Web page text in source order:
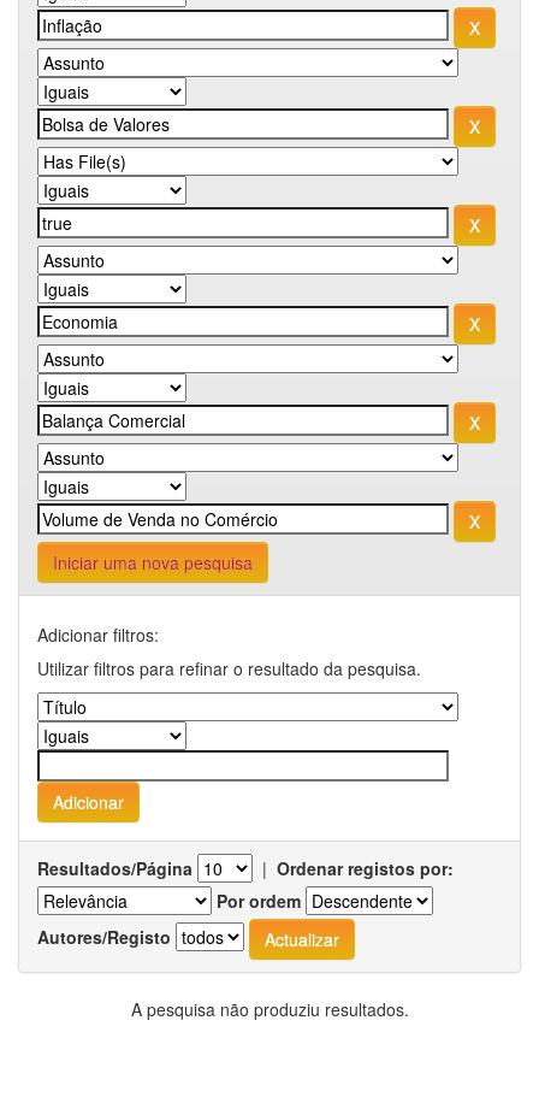
Iniciar uma nova pesquisa
Adicionar filtros:
Utilizar filtros para refinar o resultado da pesquisa.
Resultados/Página | Ordenar registos por:
Por ordem
Autores/Registo
A pesquisa não produziu resultados.